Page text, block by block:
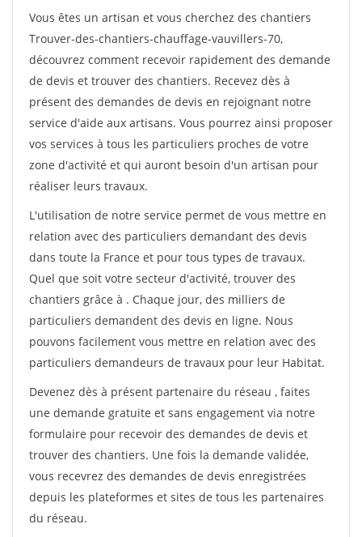
Vous êtes un artisan et vous cherchez des chantiers
Trouver-des-chantiers-chauffage-vauvillers-70,
découvrez comment recevoir rapidement des demande
de devis et trouver des chantiers. Recevez dès à
présent des demandes de devis en rejoignant notre
service d'aide aux artisans. Vous pourrez ainsi proposer
vos services à tous les particuliers proches de votre
zone d'activité et qui auront besoin d'un artisan pour
réaliser leurs travaux.
L'utilisation de notre service permet de vous mettre en
relation avec des particuliers demandant des devis
dans toute la France et pour tous types de travaux.
Quel que soit votre secteur d'activité, trouver des
chantiers grâce à . Chaque jour, des milliers de
particuliers demandent des devis en ligne. Nous
pouvons facilement vous mettre en relation avec des
particuliers demandeurs de travaux pour leur Habitat.
Devenez dès à présent partenaire du réseau , faites
une demande gratuite et sans engagement via notre
formulaire pour recevoir des demandes de devis et
trouver des chantiers. Une fois la demande validée,
vous recevrez des demandes de devis enregistrées
depuis les plateformes et sites de tous les partenaires
du réseau.